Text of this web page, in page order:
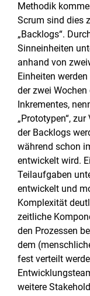
Methodik
Scrum sind dies
„Backlogs“.
Sinneinheiten
anhand von
Einheiten
der zwei
Inkrementes,
„Prototypen“,
der Backlogs
während schon
entwickelt wird.
Teilaufgaben
entwickelt und
Komplexität
zeitliche
den Prozessen
dem
fest verteilt
weitere